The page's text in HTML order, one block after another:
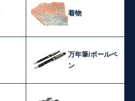
着物
万年筆/ボールペ
ン